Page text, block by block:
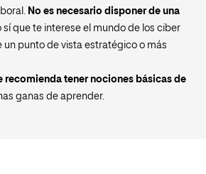
No es necesario disponer de una
sí que te interese el mundo de los ciber
un punto de vista estratégico o más
recomienda tener nociones básicas de
ganas de aprender.